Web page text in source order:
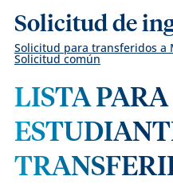
Solicitud de
Solicitud para transferidos a
Solicitud común
LISTA PARA